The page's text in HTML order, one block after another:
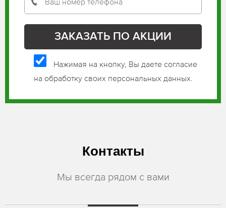
Нажимая на кнопку, Вы даете согласие
на обработку своих персональных данных.
Контакты
Мы всегда рядом с вами